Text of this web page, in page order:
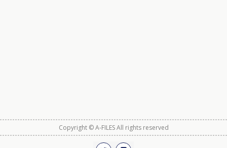
Copyright © A-FILES All rights reserved